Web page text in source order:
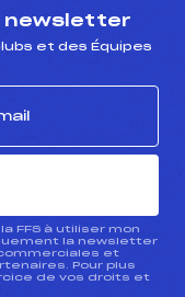
newsletter
et des Équipes
FFS à utiliser mon
la newsletter
et
Pour plus
de vos droits et